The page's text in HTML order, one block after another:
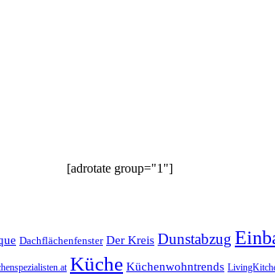
[adrotate group="1"]
Dachflächenfenster Der Kreis Dunstabzug
Küche Küchenwohntrends